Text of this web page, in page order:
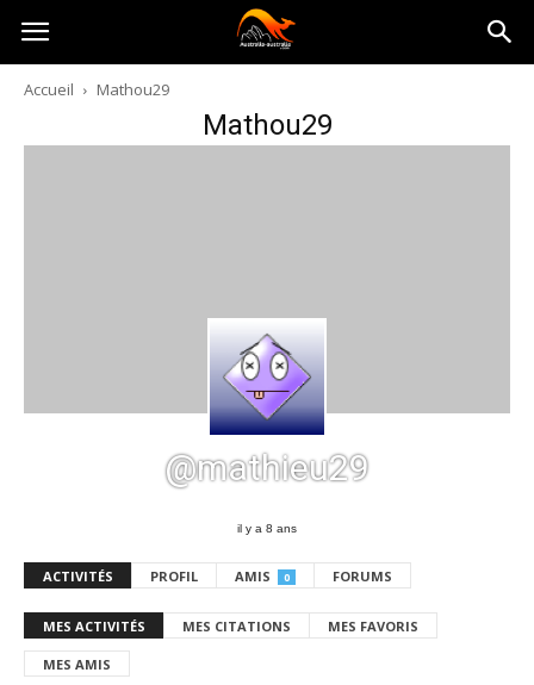
Australia-
australie.com
Accueil Mathou29
Mathou29
@mathieu29
il y a 8 ans
ACTIVITÉS PROFIL AMIS 0 FORUMS
MES ACTIVITÉS MES CITATIONS MES FAVORIS
MES AMIS